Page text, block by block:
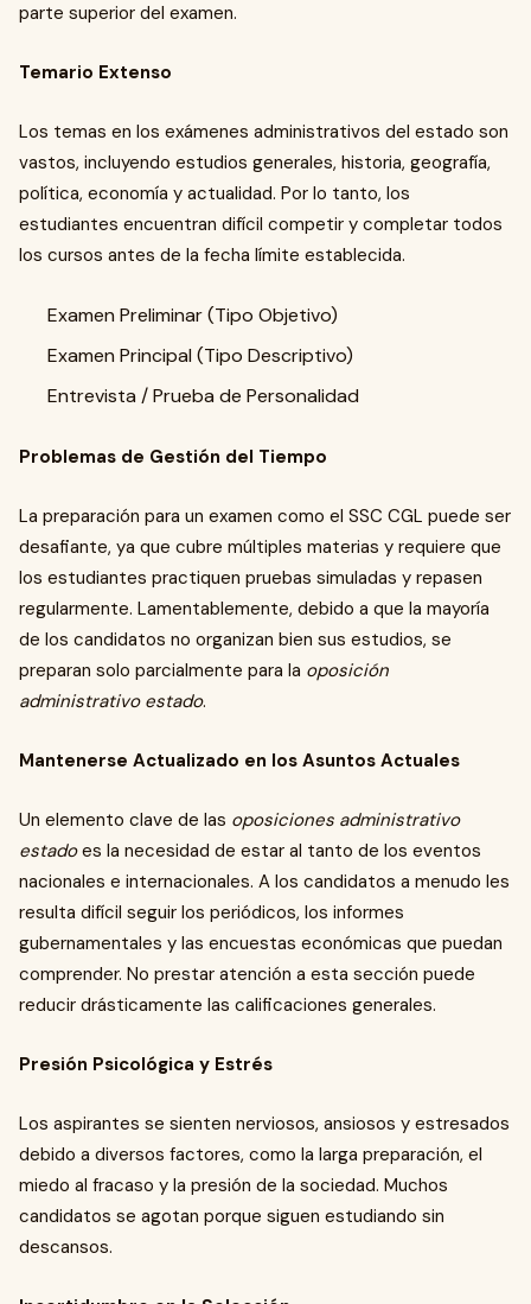
parte superior del examen.
Temario Extenso
Los temas en los exámenes administrativos del estado son
vastos, incluyendo estudios generales, historia, geografía,
política, economía y actualidad. Por lo tanto, los
estudiantes encuentran difícil competir y completar todos
los cursos antes de la fecha límite establecida.
Examen Preliminar (Tipo Objetivo)
Examen Principal (Tipo Descriptivo)
Entrevista / Prueba de Personalidad
Problemas de Gestión del Tiempo
La preparación para un examen como el SSC CGL puede ser
desafiante, ya que cubre múltiples materias y requiere que
los estudiantes practiquen pruebas simuladas y repasen
regularmente. Lamentablemente, debido a que la mayoría
de los candidatos no organizan bien sus estudios, se
preparan solo parcialmente para la oposición
administrativo estado.
Mantenerse Actualizado en los Asuntos Actuales
Un elemento clave de las oposiciones administrativo
estadoes la necesidad de estar al tanto de los eventos
nacionales e internacionales. A los candidatos a menudo les
resulta difícil seguir los periódicos, los informes
gubernamentales y las encuestas económicas que puedan
comprender. No prestar atención a esta sección puede
reducir drásticamente las calificaciones generales.
Presión Psicológica y Estrés
Los aspirantes se sienten nerviosos, ansiosos y estresados
debido a diversos factores, como la larga preparación, el
miedo al fracaso y la presión de la sociedad. Muchos
candidatos se agotan porque siguen estudiando sin
descansos.